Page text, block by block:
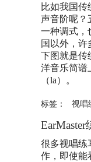
比如我国传
声音阶呢？
一种调式，
国以外，许
下图就是传
洋音乐简谱
（la）。
标签： 视唱
EarMaster
很多视唱练
作，即使能